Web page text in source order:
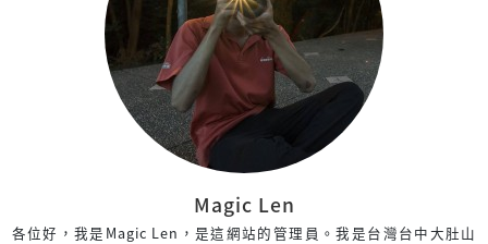
Magic Len
各位好，我是Magic Len，是這網站的管理員。我是台灣台中大肚山